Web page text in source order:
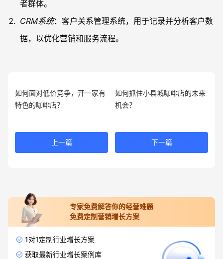
者群体。
CRM系统：客户关系管理系统，用于记录并分析客户数
据，以优化营销和服务流程。
如何面对低价竞争，开一家有
特色的咖啡店？
上一篇
如何抓住小县城咖啡店的未来
机会？
下一篇
专家免费解答你的经营难题
免费定制营销增长方案
1对1定制行业增长方案
获取最新行业增长案例库